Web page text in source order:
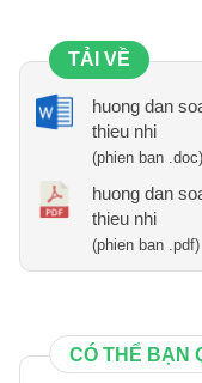
TẢI VỀ
huong dan
thieu nhi
(phien ban .doc)
huong dan
thieu nhi
(phien ban .pdf)
CÓ THỂ BẠN